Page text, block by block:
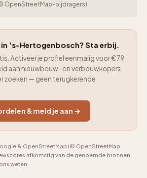
OpenStreetMap-bijdragers).
in 's-Hertogenbosch? Sta erbij.
Activeer je profiel eenmalig voor €79
aan nieuwbouw- en verbouwkopers
zoeken — geen terugkerende
& meld je aan →
& OpenStreetMap (© OpenStreetMap-
afkomstig van de genoemde bronnen.
weten.